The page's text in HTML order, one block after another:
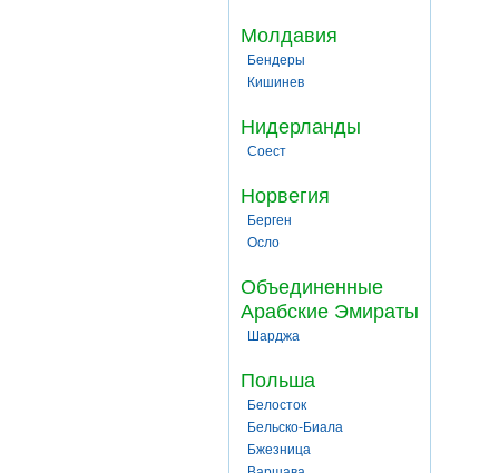
Молдавия
Бендеры
Кишинев
Нидерланды
Соест
Норвегия
Берген
Осло
Объединенные
Арабские Эмираты
Шарджа
Польша
Белосток
Бельско-Биала
Бжезница